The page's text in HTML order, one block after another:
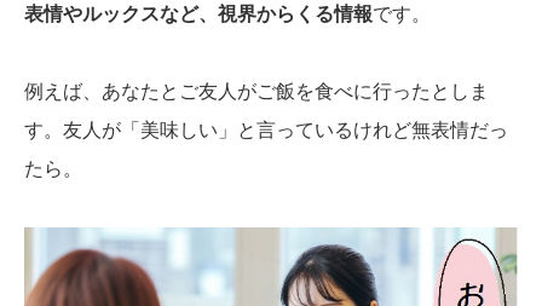
表情やルックスなど、視界からくる情報です。
例えば、あなたとご友人がご飯を食べに行ったとしま
す。友人が「美味しい」と言っているけれど無表情だっ
たら。